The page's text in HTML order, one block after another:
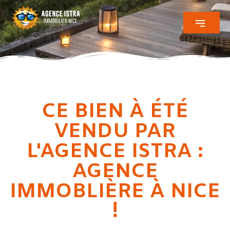
CE BIEN À ÉTÉ
VENDU PAR
L'AGENCE ISTRA :
AGENCE
IMMOBLIÈRE À NICE
!